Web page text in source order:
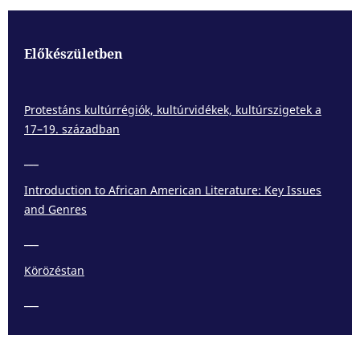
Előkészületben
Protestáns kultúrrégiók, kultúrvidékek, kultúrszigetek a
17–19. században
Introduction to African American Literature: Key Issues
and Genres
Körözéstan